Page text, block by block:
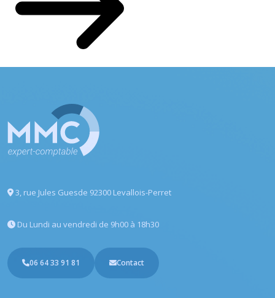
3, rue Jules Guesde 92300 Levallois-Perret
Du Lundi au vendredi de 9h00 à 18h30
06 64 33 91 81 Contact